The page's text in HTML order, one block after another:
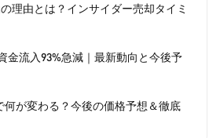
理由とは？インサイダー売却タイミ
金流入93%急減｜最新動向と今後予
が変わる？今後の価格予想＆徹底